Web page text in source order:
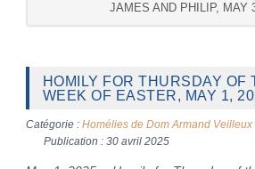
JAMES AND PHILIP, MAY
HOMILY FOR THURSDAY OF
WEEK OF EASTER, MAY 1,
Catégorie : Homélies de Dom Armand Veilleux
Publication : 30 avril 2025